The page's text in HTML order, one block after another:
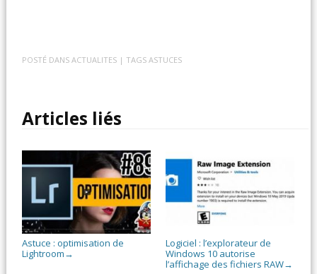
POSTÉ DANSACTUALITES | TAGSASTUCES
Articles liés
Astuce : optimisation de
Lightroom →
Logiciel : l’explorateur de
Windows 10 autorise
l’affichage des fichiers RAW→